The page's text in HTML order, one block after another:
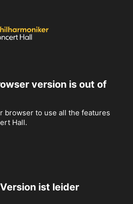
version is out of
browser to use all the features
Hall.
ist leider